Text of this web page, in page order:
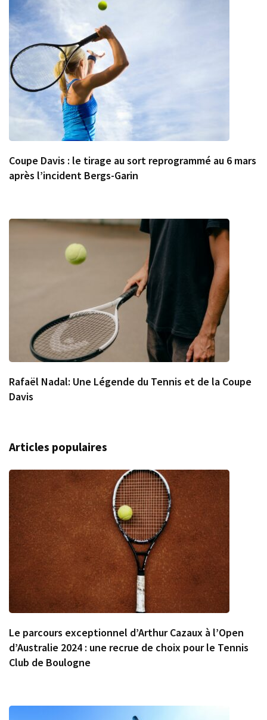
Coupe Davis : le tirage au sort reprogrammé au 6 mars
après l’incident Bergs-Garin
Rafaël Nadal: Une Légende du Tennis et de la Coupe
Davis
Articles populaires
Le parcours exceptionnel d’Arthur Cazaux à l’Open
d’Australie 2024 : une recrue de choix pour le Tennis
Club de Boulogne